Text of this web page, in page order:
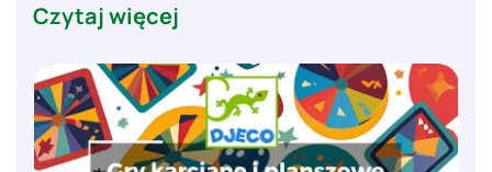
Czytaj więcej